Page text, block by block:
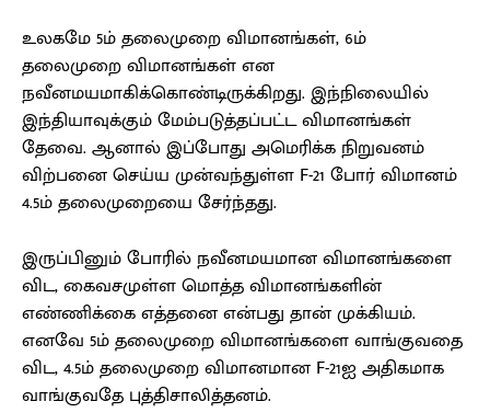
உலகமே 5ம் தலைமுறை விமானங்கள், 6ம்
தலைமுறை விமானங்கள் என
நவீனமயமாகிக்கொண்டிருக்கிறது. இந்நிலையில்
இந்தியாவுக்கும் மேம்படுத்தப்பட்ட விமானங்கள்
தேவை. ஆனால் இப்போது அமெரிக்க நிறுவனம்
விற்பனை செய்ய முன்வந்துள்ள F-21 போர் விமானம்
4.5ம் தலைமுறையை சேர்ந்தது.
இருப்பினும் போரில் நவீனமயமான விமானங்களை
விட, கைவசமுள்ள மொத்த விமானங்களின்
எண்ணிக்கை எத்தனை என்பது தான் முக்கியம்.
எனவே 5ம் தலைமுறை விமானங்களை வாங்குவதை
விட, 4.5ம் தலைமுறை விமானமான F-21ஐ அதிகமாக
வாங்குவதே புத்திசாலித்தனம்.